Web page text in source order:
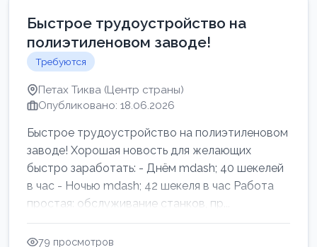
Быстрое трудоустройство на
полиэтиленовом заводе!
Требуются
Петах Тиква (Центр страны)
Опубликовано: 18.06.2026
Быстрое трудоустройство на полиэтиленовом
заводе! Хорошая новость для желающих
быстро заработать: - Днём mdash; 40 шекелей
в час - Ночью mdash; 42 шекеля в час Работа
простая: обслуживание станков, пр...
79 просмотров